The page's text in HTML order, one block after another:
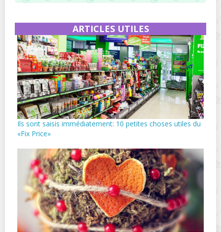
ARTICLES UTILES
Ils sont saisis immédiatement: 10 petites choses utiles du
«Fix Price»